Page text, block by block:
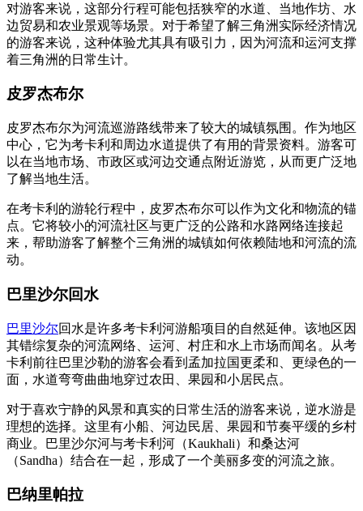
对游客来说，这部分行程可能包括狭窄的水道、当地作坊、水
边贸易和农业景观等场景。对于希望了解三角洲实际经济情况
的游客来说，这种体验尤其具有吸引力，因为河流和运河支撑
着三角洲的日常生计。
皮罗杰布尔
皮罗杰布尔为河流巡游路线带来了较大的城镇氛围。作为地区
中心，它为考卡利和周边水道提供了有用的背景资料。游客可
以在当地市场、市政区或河边交通点附近游览，从而更广泛地
了解当地生活。
在考卡利的游轮行程中，皮罗杰布尔可以作为文化和物流的锚
点。它将较小的河流社区与更广泛的公路和水路网络连接起
来，帮助游客了解整个三角洲的城镇如何依赖陆地和河流的流
动。
巴里沙尔回水
巴里沙尔回水是许多考卡利河游船项目的自然延伸。该地区因
其错综复杂的河流网络、运河、村庄和水上市场而闻名。从考
卡利前往巴里沙勒的游客会看到孟加拉国更柔和、更绿色的一
面，水道弯弯曲曲地穿过农田、果园和小居民点。
对于喜欢宁静的风景和真实的日常生活的游客来说，逆水游是
理想的选择。这里有小船、河边民居、果园和节奏平缓的乡村
商业。巴里沙尔河与考卡利河（Kaukhali）和桑达河
（Sandha）结合在一起，形成了一个美丽多变的河流之旅。
巴纳里帕拉